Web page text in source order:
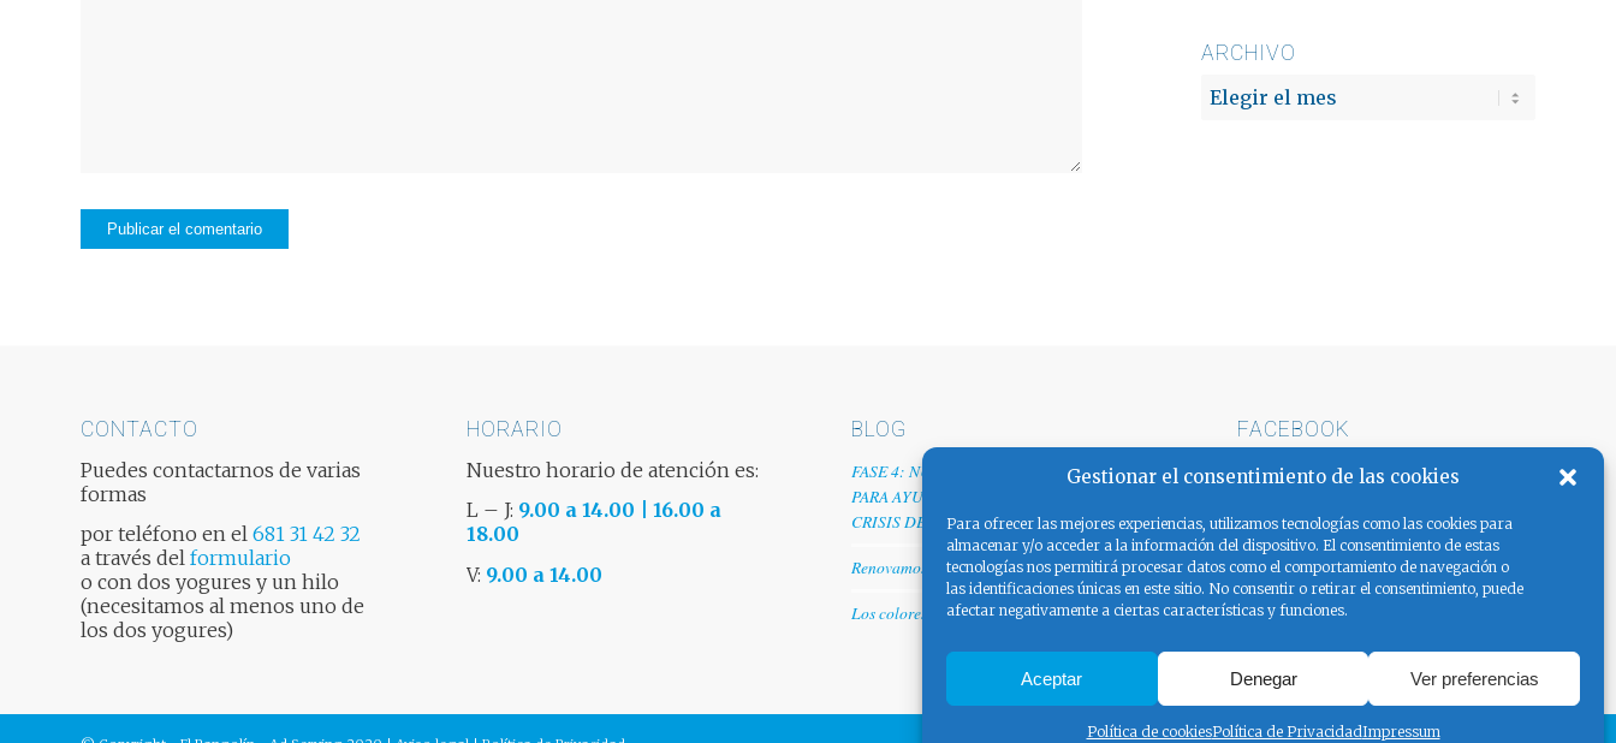
Gestionar el consentimiento de las cookies
Para ofrecer las mejores experiencias, utilizamos tecnologías como las cookies para
almacenar y/o acceder a la información del dispositivo. El consentimiento de estas
tecnologías nos permitirá procesar datos como el comportamiento de navegación o
las identificaciones únicas en este sitio. No consentir o retirar el consentimiento, puede
afectar negativamente a ciertas características y funciones.
Aceptar Denegar Ver preferencias
Política de cookiesPolítica de PrivacidadImpressum
ARCHIVO
CONTACTO
Puedes contactarnos de varias
formas
por teléfono en el 681 31 42 32
a través del formulario
o con dos yogures y un hilo
(necesitamos al menos uno de
los dos yogures)
HORARIO
Nuestro horario de atención es:
L – J: 9.00 a 14.00 | 16.00 a
18.00
V: 9.00 a 14.00
BLOG
FASE 4: NUESTRO GRANITO DE ARENA
PARA AYUDAR A EMPRESAS TRAS LA
CRISIS DEL COVID-19
Renovamos web
Los colores de España
FACEBOOK